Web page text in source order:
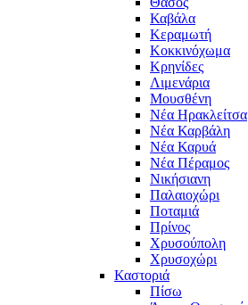
Καβάλα
Κεραμωτή
Κοκκινόχωμα
Κρηνίδες
Λιμενάρια
Μουσθένη
Νέα Ηρακλείτσα
Νέα Καρβάλη
Νέα Καρυά
Νέα Πέραμος
Νικήσιανη
Παλαιοχώρι
Ποταμιά
Πρίνος
Χρυσούπολη
Χρυσοχώρι
Καστοριά
Πίσω